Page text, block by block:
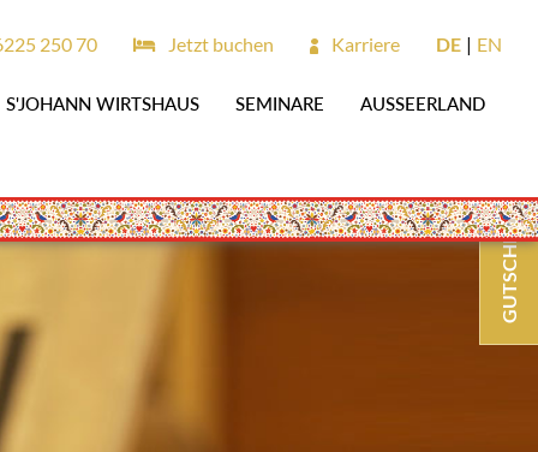
S'JOHANN WIRTSHAUS SEMINARE AUSSEERLAND
250 70 Jetzt buchen Karriere DE EN
GUTSCHEINE